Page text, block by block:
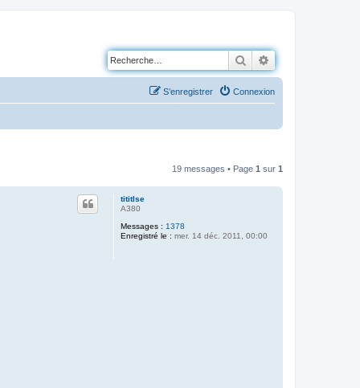
Rechercher
Connexion
S’enregistrer
19 messages • Page 1 sur 1
tititlse
A380
Messages : 1378
Enregistré le : mer. 14 déc. 2011, 00:00